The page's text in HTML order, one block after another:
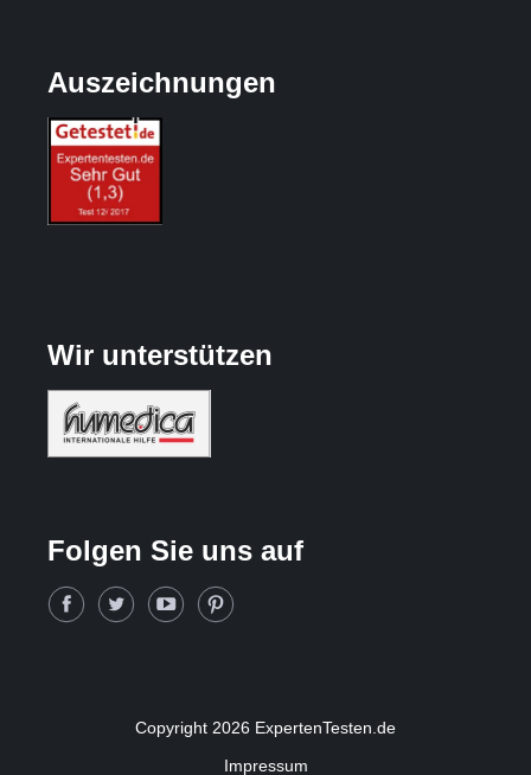
Auszeichnungen
Wir unterstützen
Folgen Sie uns auf
Copyright 2026 ExpertenTesten.de
Impressum